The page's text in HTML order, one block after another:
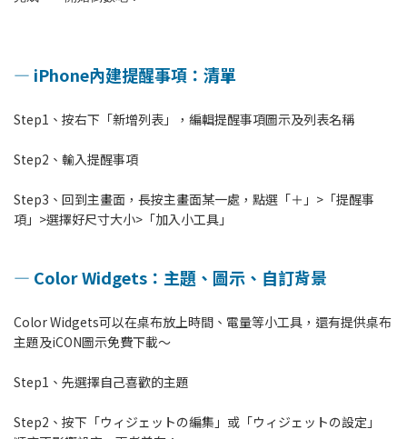
— iPhone內建提醒事項：清單
Step1、按右下「新增列表」，編輯提醒事項圖示及列表名稱
Step2、輸入提醒事項
Step3、回到主畫面，長按主畫面某一處，點選「＋」>「提醒事
項」>選擇好尺寸大小>「加入小工具」
— Color Widgets：主題、圖示、自訂背景
Color Widgets可以在桌布放上時間、電量等小工具，還有提供桌布
主題及iCON圖示免費下載～
Step1、先選擇自己喜歡的主題
Step2、按下「ウィジェットの編集」或「ウィジェットの設定」